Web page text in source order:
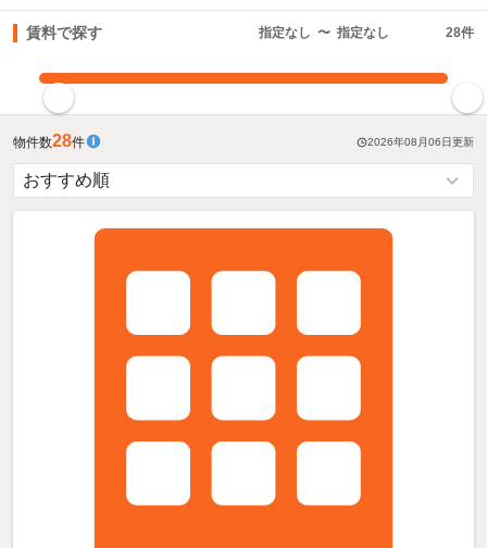
賃料で探す 指定なし 〜 指定なし 28件
物件数28件 2026年08月06日更新